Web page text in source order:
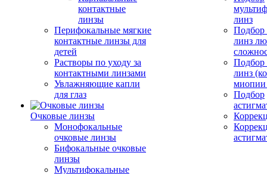
контактные
линзы
Перифокальные мягкие
контактные линзы для
детей
Растворы по уходу за
контактными линзами
Увлажняющие капли
для глаз
Очковые линзы
Монофокальные
очковые линзы
Бифокальные очковые
линзы
Мультифокальные
линз
Подбор
линз
Подбор
линз
миопии
Подбор